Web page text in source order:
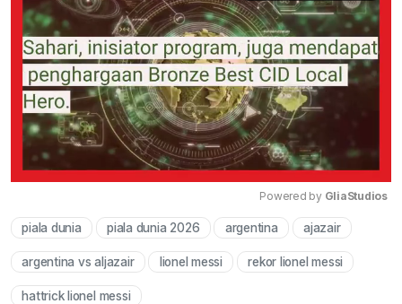
Mute
Powered by GliaStudios
piala dunia piala dunia 2026 argentina ajazair
argentina vs aljazair lionel messi rekor lionel messi
hattrick lionel messi